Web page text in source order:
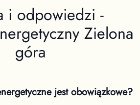
i odpowiedzi -
Zielona
góra
jest obowiązkowe?